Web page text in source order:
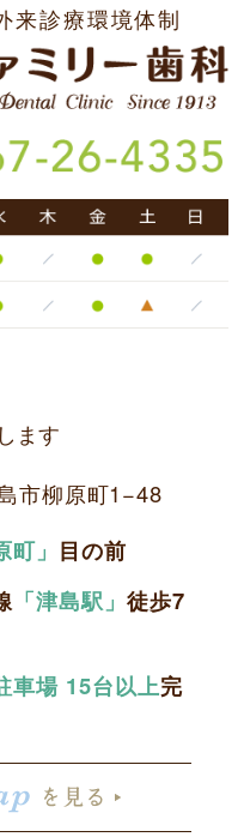
来診療環境体制
ます
市柳原町1−48
町」 目の前
「津島駅」 徒歩7
車場 15台以上完